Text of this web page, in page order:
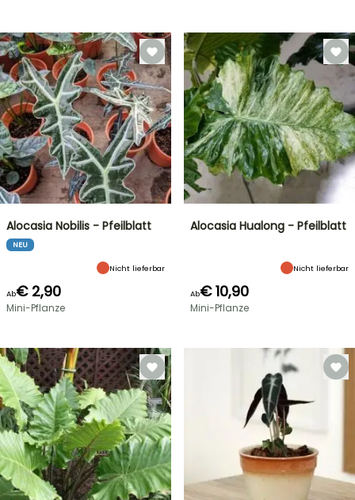
Alocasia Nobilis - Pfeilblatt
NEU
Nicht lieferbar
Ab€ 2,90
Mini-Pflanze
Alocasia Hualong - Pfeilblatt
Nicht lieferbar
Ab€ 10,90
Mini-Pflanze